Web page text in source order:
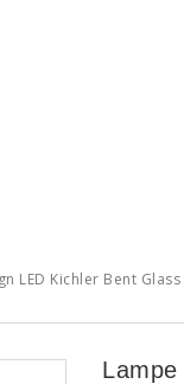
LED Kichler Bent